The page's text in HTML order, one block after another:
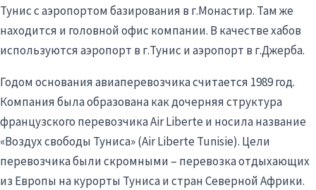
Тунис с аэропортом базирования в г.Монастир. Там же
находится и головной офис компании. В качестве хабов
используются аэропорт в г.Тунис и аэропорт в г.Джерба.
Годом основания авиаперевозчика считается 1989 год.
Компания была образована как дочерняя структура
французского перевозчика Air Liberte и носила название
«Воздух свободы Туниса» (Air Liberte Tunisie). Цели
перевозчика были скромными – перевозка отдыхающих
из Европы на курорты Туниса и стран Северной Африки.